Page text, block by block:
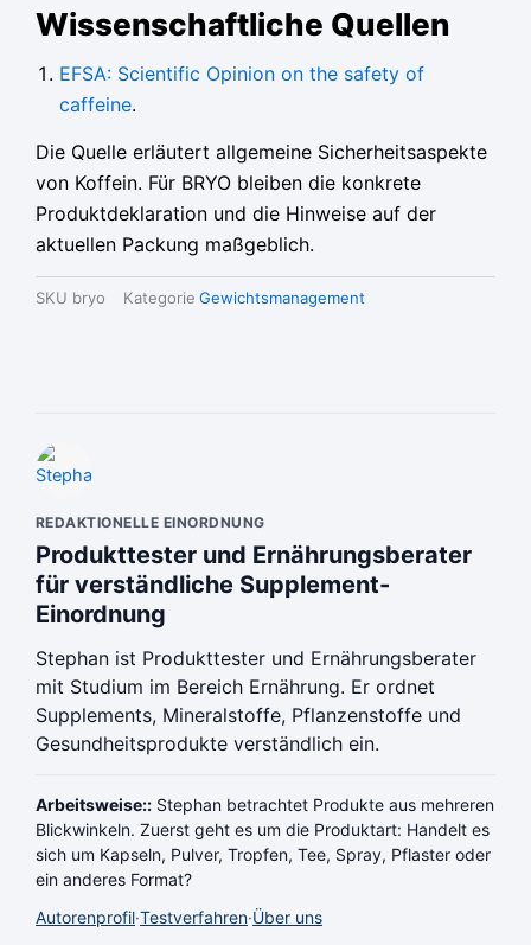
Wissenschaftliche Quellen
EFSA: Scientific Opinion on the safety of
caffeine.
Die Quelle erläutert allgemeine Sicherheitsaspekte
von Koffein. Für BRYO bleiben die konkrete
Produktdeklaration und die Hinweise auf der
aktuellen Packung maßgeblich.
SKU bryo Kategorie Gewichtsmanagement
REDAKTIONELLE EINORDNUNG
Produkttester und Ernährungsberater
für verständliche Supplement-
Einordnung
Stephan ist Produkttester und Ernährungsberater
mit Studium im Bereich Ernährung. Er ordnet
Supplements, Mineralstoffe, Pflanzenstoffe und
Gesundheitsprodukte verständlich ein.
Arbeitsweise:: Stephan betrachtet Produkte aus mehreren
Blickwinkeln. Zuerst geht es um die Produktart: Handelt es
sich um Kapseln, Pulver, Tropfen, Tee, Spray, Pflaster oder
ein anderes Format?
Autorenprofil·Testverfahren·Über uns